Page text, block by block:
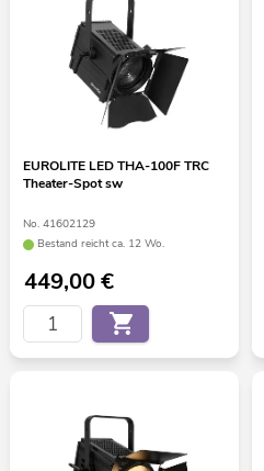
EUROLITE LED THA-100F TRC
Theater-Spot sw
No. 41602129
Bestand reicht ca. 12 Wo.
449,00€